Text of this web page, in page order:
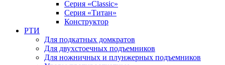
Серия «Classic»
Серия «Титан»
Конструктор
РТИ
Для подкатных домкратов
Для двухстоечных подъемников
Для ножничных и плунжерных подъемников